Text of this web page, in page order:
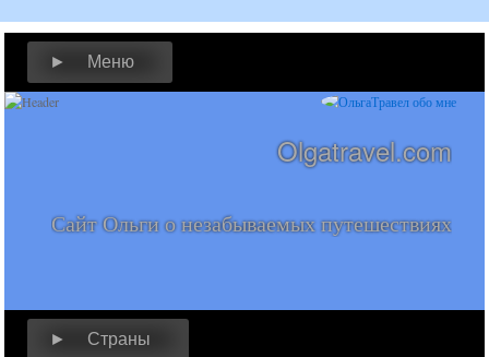
► Меню
Olgatravel.com
Сайт Ольги о незабываемых путешествиях
► Страны